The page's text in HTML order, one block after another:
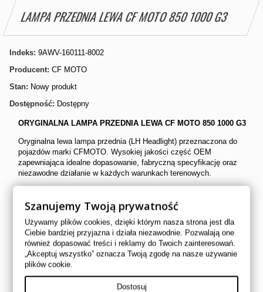
LAMPA PRZEDNIA LEWA CF MOTO 850 1000 G3
Indeks: 9AWV-160111-8002
Producent: CF MOTO
Stan: Nowy produkt
Dostępność: Dostępny
ORYGINALNA LAMPA PRZEDNIA LEWA CF MOTO 850 1000 G3
Oryginalna lewa lampa przednia (LH Headlight) przeznaczona do
pojazdów marki CFMOTO. Wysokiej jakości część OEM
zapewniająca idealne dopasowanie, fabryczną specyfikację oraz
niezawodne działanie w każdych warunkach terenowych.
Oryginalna część CFMOTO (OEM)
Strona montażu: lewa (LH – Left Hand)
Wysoka odporność na warunki terenowe i pogodowe
Idealne dopasowanie do fabrycznych mocowań
Zapewnia prawidłowe oświetlenie i bezpieczeństwo jazdy
Numer OEM:9AWV-160111-8002
Inne nr. OEM: 9AWV-160111-1800
Szanujemy Twoją prywatność
Używamy plików cookies, dzięki którym nasza strona jest dla
Ciebie bardziej przyjazna i działa niezawodnie. Pozwalają one
również dopasować treści i reklamy do Twoich zainteresowań.
„Akceptuj wszystko” oznacza Twoją zgodę na nasze używanie
plików cookie.
Dostosuj